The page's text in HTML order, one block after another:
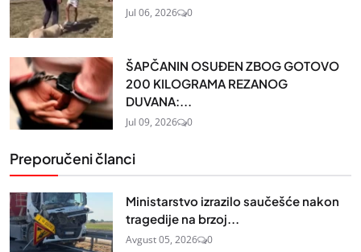
Jul 06, 2026 0
ŠAPČANIN OSUĐEN ZBOG GOTOVO
200 KILOGRAMA REZANOG
DUVANA:...
Jul 09, 2026 0
Preporučeni članci
Ministarstvo izrazilo saučešće nakon
tragedije na brzoj...
Avgust 05, 2026 0